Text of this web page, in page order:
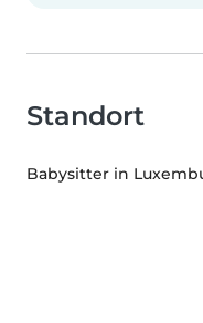
Standort
Babysitter in